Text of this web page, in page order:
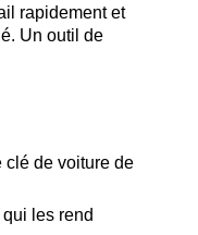
rapidement et
Un outil de
clé de voiture de
les rend